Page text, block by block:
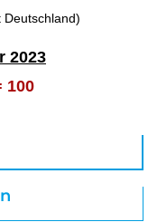
Deutschland)
2023
100